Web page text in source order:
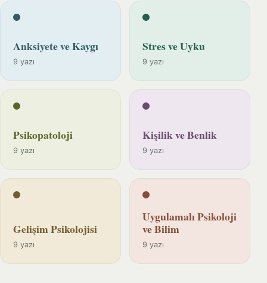
Anksiyete ve Kaygı
9 yazı
Stres ve Uyku
9 yazı
Psikopatoloji
9 yazı
Kişilik ve Benlik
9 yazı
Gelişim Psikolojisi
9 yazı
Uygulamalı Psikoloji
ve Bilim
9 yazı